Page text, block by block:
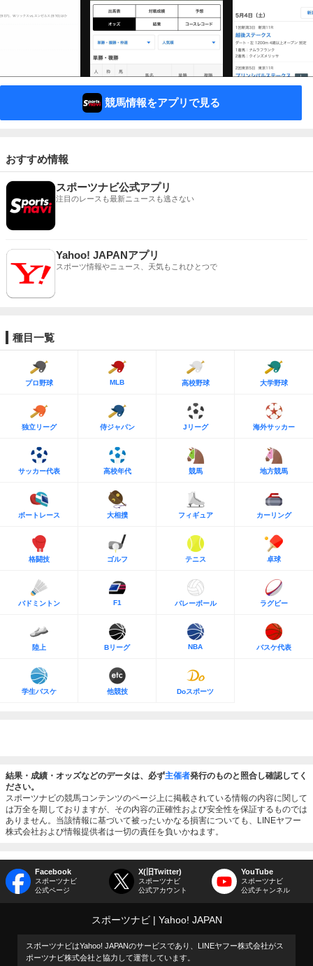
競馬情報をアプリで見る
おすすめ情報
スポーツナビ公式アプリ
注目のレースも最新ニュースも逃さない
Yahoo! JAPANアプリ
スポーツ情報やニュース、天気もこれひとつで
種目一覧
プロ野球 MLB 高校野球 大学野球
独立リーグ 侍ジャパン Jリーグ 海外サッカー
サッカー代表 高校年代 競馬 地方競馬
ボートレース 大相撲 フィギュア カーリング
格闘技 ゴルフ テニス 卓球
バドミントン F1 バレーボール ラグビー
陸上 Bリーグ NBA バスケ代表
学生バスケ 他競技 Doスポーツ
結果・成績・オッズなどのデータは、必ず主催者発行のものと照合し確認してく
ださい。
スポーツナビの競馬コンテンツのページ上に掲載されている情報の内容に関して
は万全を期しておりますが、その内容の正確性および安全性を保証するものでは
ありません。当該情報に基づいて被ったいかなる損害についても、LINEヤフー
株式会社および情報提供者は一切の責任を負いかねます。
Facebook
スポーツナビ
公式ページ
X(旧Twitter)
スポーツナビ
公式アカウント
YouTube
スポーツナビ
公式チャンネル
スポーツナビ Yahoo! JAPAN
スポーツナビはYahoo! JAPANのサービスであり、LINEヤフー株式会社がス
ポーツナビ株式会社と協力して運営しています。